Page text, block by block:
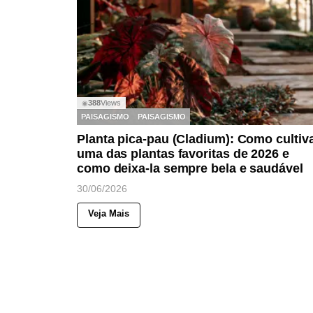
◉388Views
PAISAGISMO
PAISAGISMO
Planta pica-pau (Cladium): Como
uma das plantas favoritas de 2026 e
como deixa-la sempre bela e saudável
30/06/2026
Veja Mais